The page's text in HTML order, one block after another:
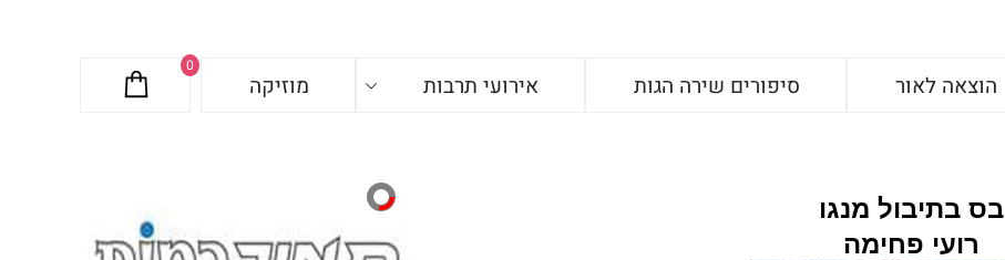
0
הוצאה לאור סיפורים שירה הגות אירועי תרבות
מוזיקה
בס בתיבול מנגו
רועי פחימה